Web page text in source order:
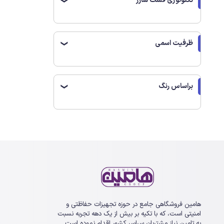
ظرفیت اسمی ❯
براساس رنگ ❯
هامین فروشگاهی جامع در حوزه تجهیزات حفاظتی و
امنیتی است، که با تکیه بر بیش از یک ‏دهه تجربه نسبت